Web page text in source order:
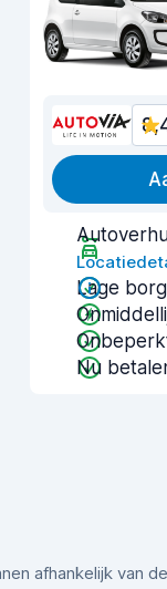
Lage borg
Nu
afhankelijk van